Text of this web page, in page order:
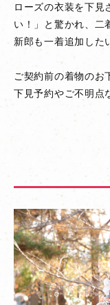
ローズの衣装を下見
い！」と驚かれ、二
新郎も一着追加した
ご契約前の着物のお
下見予約やご不明点